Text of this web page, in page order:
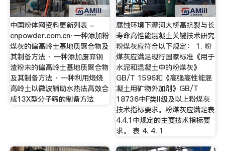
中国粉体网资料更新列表 -
cnpowder.com.cn·一种添加粉
煤灰的偏高岭土基地质聚合物及
其制备方法 · 一种添加废弃钢
渣粉末的偏高岭土基地质聚合物
及其制备方法 · 一种利用煅烧
高岭土以微波辅助水热法高效合
成13X型分子筛的制备方法
腐蚀环境下灌河大桥高抗裂与长
寿命高性能混凝土关键技术研究
粉煤灰应符合以下规定： 1. 粉
煤灰应满足现行国家标准《用于
水泥和混凝土中的粉煤灰》
GB/T 1596和《高强高性能混
凝土用矿物外加剂》GB/T
18736中F类II级及以上粉煤灰
技术指标要求。粉煤灰应满足表
4.4.1中规定的主要技术指标要
求。 表 4. 4. 1